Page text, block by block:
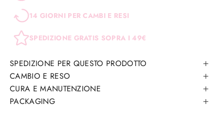
14 GIORNI PER CAMBI E RESI
SPEDIZIONE GRATIS SOPRA I 49€
SPEDIZIONE PER QUESTO PRODOTTO
CAMBIO E RESO
CURA E MANUTENZIONE
PACKAGING